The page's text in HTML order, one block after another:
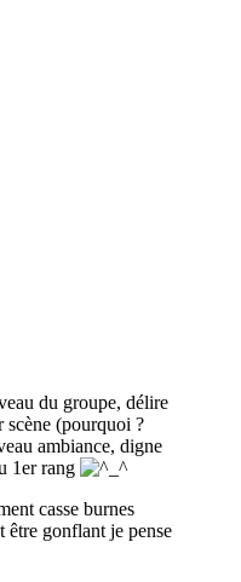
du groupe, délire
scène (pourquoi ?
ambiance, digne
1er rang
casse burnes
être gonflant je pense